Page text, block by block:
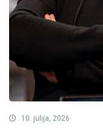
10. julija, 2026